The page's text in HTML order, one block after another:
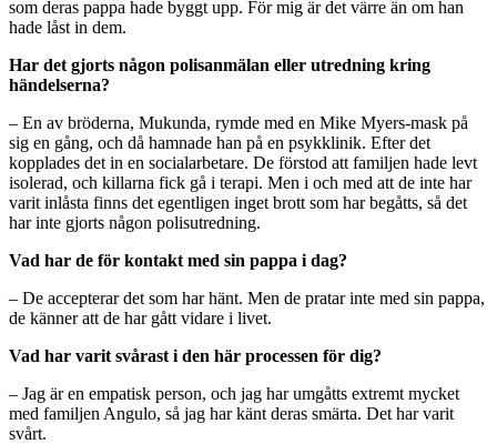
som deras pappa hade byggt upp. För mig är det värre än om han
hade låst in dem.
Har det gjorts någon polisanmälan eller utredning kring
händelserna?
– En av bröderna, Mukunda, rymde med en Mike Myers-mask på
sig en gång, och då hamnade han på en psykklinik. Efter det
kopplades det in en socialarbetare. De förstod att familjen hade levt
isolerad, och killarna fick gå i terapi. Men i och med att de inte har
varit inlåsta finns det egentligen inget brott som har begåtts, så det
har inte gjorts någon polisutredning.
Vad har de för kontakt med sin pappa i dag?
– De accepterar det som har hänt. Men de pratar inte med sin pappa,
de känner att de har gått vidare i livet.
Vad har varit svårast i den här processen för dig?
– Jag är en empatisk person, och jag har umgåtts extremt mycket
med familjen Angulo, så jag har känt deras smärta. Det har varit
svårt.